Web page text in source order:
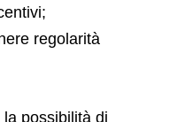
regolarità
possibilità di